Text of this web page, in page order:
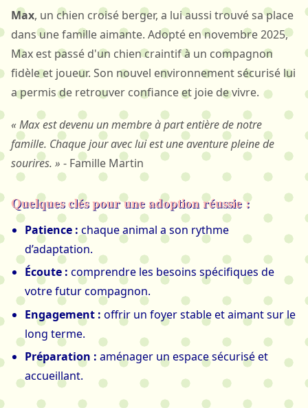
Max, un chien croisé berger, a lui aussi trouvé sa place
dans une famille aimante. Adopté en novembre 2025,
Max est passé d'un chien craintif à un compagnon
fidèle et joueur. Son nouvel environnement sécurisé lui
a permis de retrouver confiance et joie de vivre.
« Max est devenu un membre à part entière de notre
famille. Chaque jour avec lui est une aventure pleine de
sourires. » - Famille Martin
Quelques clés pour une adoption réussie :
Patience : chaque animal a son rythme
d’adaptation.
Écoute : comprendre les besoins spécifiques de
votre futur compagnon.
Engagement : offrir un foyer stable et aimant sur le
long terme.
Préparation : aménager un espace sécurisé et
accueillant.